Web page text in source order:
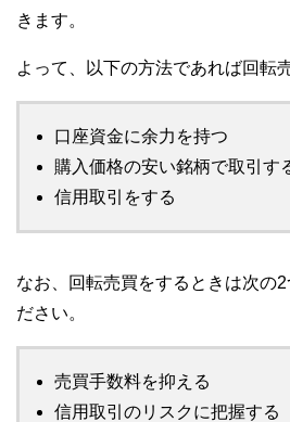
きます。
よって、以下の方法であれば回転
口座資金に余力を持つ
購入価格の安い銘柄で取引す
信用取引をする
なお、回転売買をするときは次の
ださい。
売買手数料を抑える
信用取引のリスクに把握する